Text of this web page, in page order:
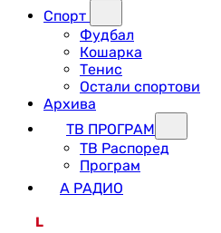
Спорт
Фудбал
Кошарка
Тенис
Остали спортови
Архива
ТВ ПРОГРАМ
ТВ Распоред
Програм
А РАДИО
L